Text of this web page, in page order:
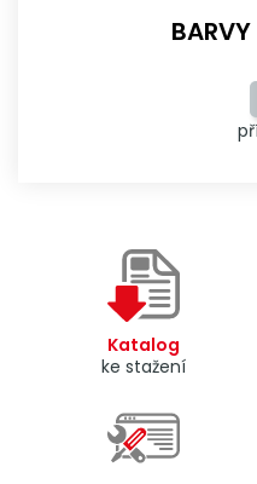
Katalog
ke stažení